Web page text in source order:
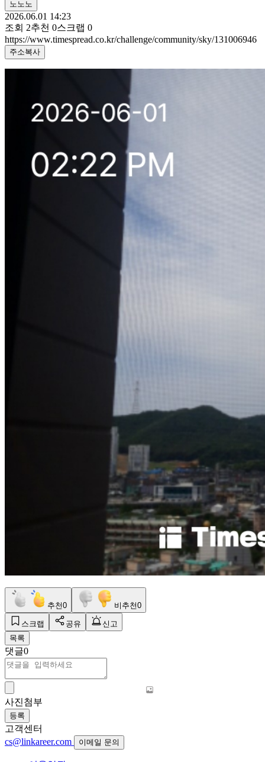
노노노
2026.06.01 14:23
조회 2추천 0스크랩 0
https://www.timespread.co.kr/challenge/community/sky/131006946
주소복사
추천0 비추천0
스크랩 공유
신고
목록
댓글0
사진첨부
등록
고객센터
cs@linkareer.com
이메일 문의